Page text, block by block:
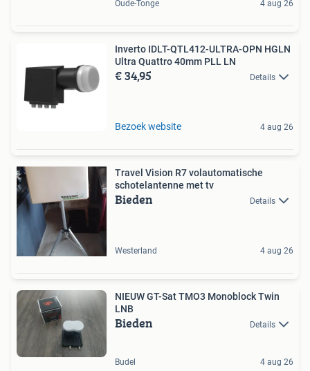
Oude-Tonge 4 aug 26
Inverto IDLT-QTL412-ULTRA-OPN HGLN
Ultra Quattro 40mm PLL LN
€ 34,95 Details
Bezoek website 4 aug 26
Travel Vision R7 volautomatische
schotelantenne met tv
Bieden Details
Westerland 4 aug 26
NIEUW GT-Sat TMO3 Monoblock Twin
LNB
Bieden Details
Budel 4 aug 26